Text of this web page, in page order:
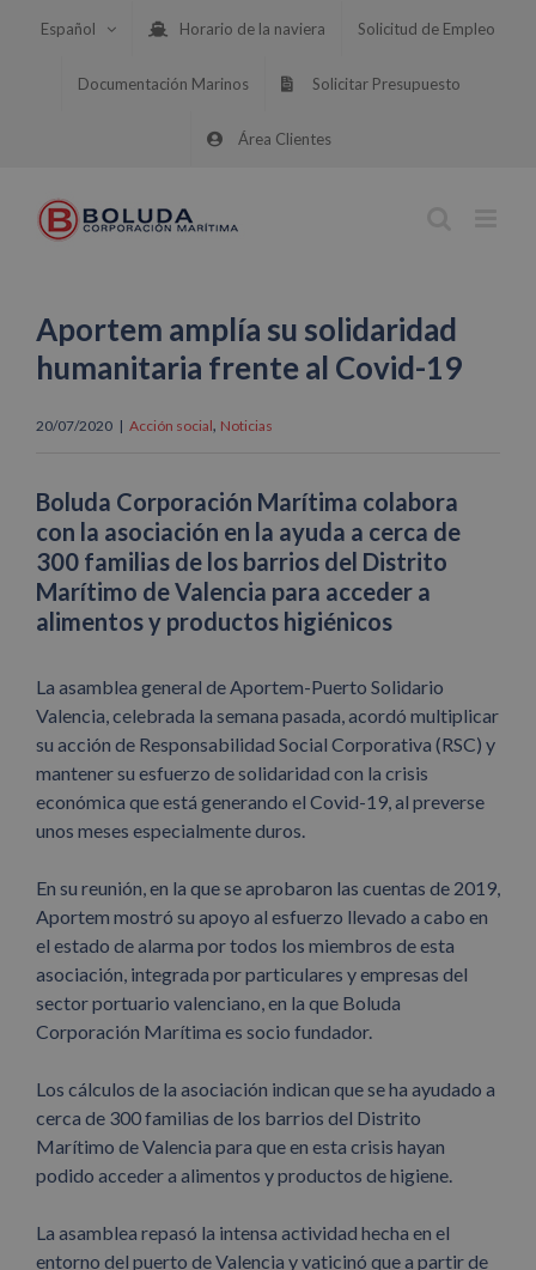
Español Horario de la naviera Solicitud de Empleo
Documentación Marinos Solicitar Presupuesto
Área Clientes
Aportem amplía su solidaridad
humanitaria frente al Covid-19
20/07/2020 | Acción social, Noticias
Boluda Corporación Marítima colabora
con la asociación en la ayuda a cerca de
300 familias de los barrios del Distrito
Marítimo de Valencia para acceder a
alimentos y productos higiénicos
La asamblea general de Aportem-Puerto Solidario
Valencia, celebrada la semana pasada, acordó multiplicar
su acción de Responsabilidad Social Corporativa (RSC) y
mantener su esfuerzo de solidaridad con la crisis
económica que está generando el Covid-19, al preverse
unos meses especialmente duros.
En su reunión, en la que se aprobaron las cuentas de 2019,
Aportem mostró su apoyo al esfuerzo llevado a cabo en
el estado de alarma por todos los miembros de esta
asociación, integrada por particulares y empresas del
sector portuario valenciano, en la que Boluda
Corporación Marítima es socio fundador.
Los cálculos de la asociación indican que se ha ayudado a
cerca de 300 familias de los barrios del Distrito
Marítimo de Valencia para que en esta crisis hayan
podido acceder a alimentos y productos de higiene.
La asamblea repasó la intensa actividad hecha en el
entorno del puerto de Valencia y vaticinó que a partir de